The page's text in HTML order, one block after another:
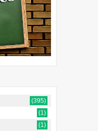
(395)
(1)
(1)